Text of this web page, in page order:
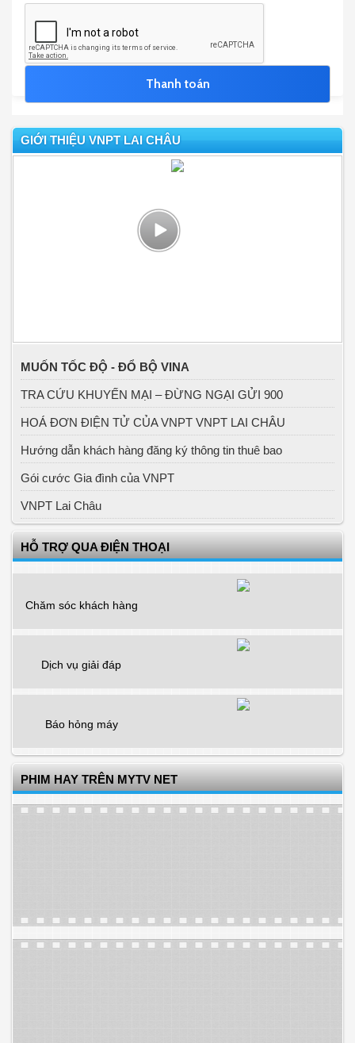
GIỚI THIỆU VNPT LAI CHÂU
MUỐN TỐC ĐỘ - ĐỔ BỘ VINA
TRA CỨU KHUYẾN MẠI – ĐỪNG NGẠI GỬI 900
HOÁ ĐƠN ĐIỆN TỬ CỦA VNPT VNPT LAI CHÂU
Hướng dẫn khách hàng đăng ký thông tin thuê bao
Gói cước Gia đình của VNPT
VNPT Lai Châu
HỖ TRỢ QUA ĐIỆN THOẠI
Chăm sóc khách hàng
Dịch vụ giải đáp
Báo hỏng máy
PHIM HAY TRÊN MYTV NET